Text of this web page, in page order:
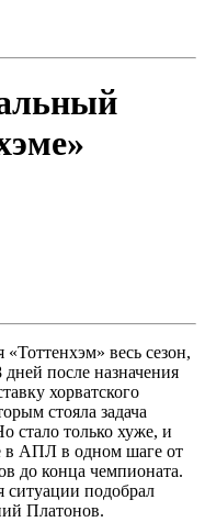
весь сезон,
после назначения
хорватского
стояла задача
стало только хуже, и
в АПЛ в одном шаге от
до конца чемпионата.
ситуации подобрал
Платонов.